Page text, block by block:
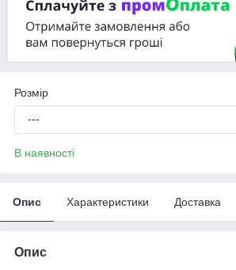
Розмір
---
В наявності
Опис Характеристики Доставка
Опис